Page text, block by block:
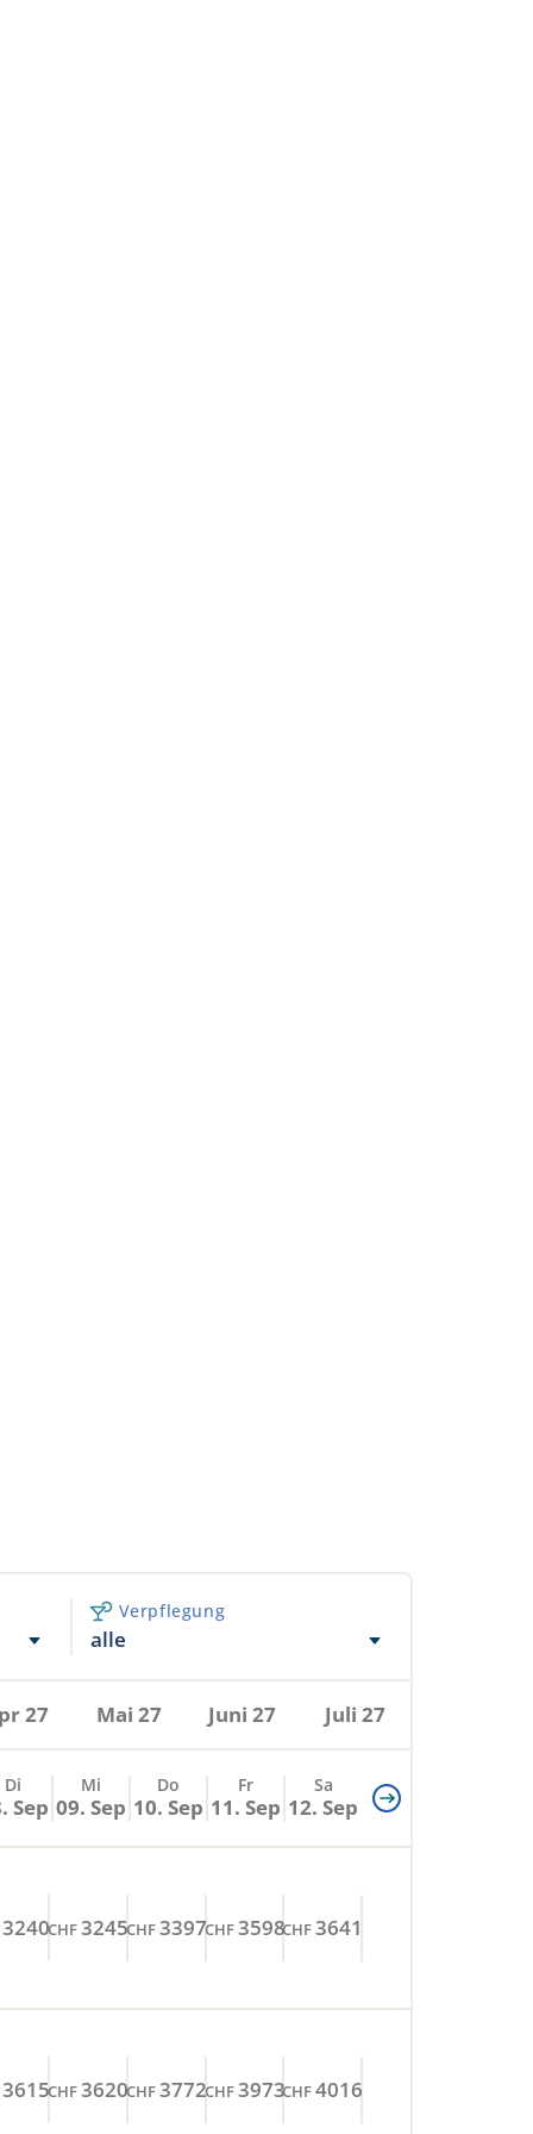
Verpflegung
alle
27 Mai 27 Juni 27 Juli 27
Di
Sep
Mi
09. Sep
Do
10. Sep
Fr
11. Sep
Sa
12. Sep
3240CHF3245CHF3397CHF3598CHF3641
3615CHF3620CHF3772CHF3973CHF4016